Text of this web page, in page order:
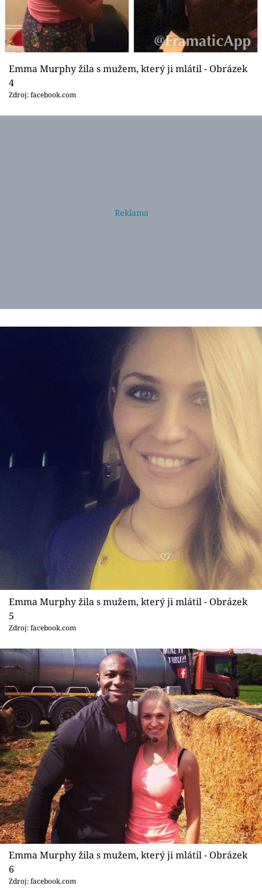
Emma Murphy žila s mužem, který ji mlátil - Obrázek
4
Zdroj: facebook.com
Emma Murphy žila s mužem, který ji mlátil - Obrázek
5
Zdroj: facebook.com
Emma Murphy žila s mužem, který ji mlátil - Obrázek
6
Zdroj: facebook.com